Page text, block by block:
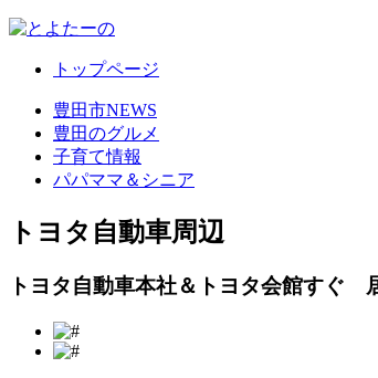
トップページ
豊田市NEWS
豊田のグルメ
子育て情報
パパママ＆シニア
トヨタ自動車周辺
トヨタ自動車本社＆トヨタ会館すぐ